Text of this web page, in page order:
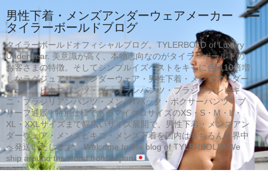
男性下着・メンズアンダーウェアメーカー
タイラーボールドブログ
タイラーボールドオフィシャルブログ。TYLERBOLD of Luxury
Underwear. 美意識が高く、本物志向なのがタイラーボールドの
お客さまの特徴。そしてシンプルイズベストをキモに色気10倍増
しなラグジュアリーアンダーウェア・男性下着・メンズアンダー
ウェア・ビキニパンツ・ブーメランパンツ・ブラジリアンビキ
ニ・ブラジリアンパンツ・メンズTバック・ボクサーパンツ・ブ
リーフ通販 | 特別仕様であるマイクロサイズのXS・S・M・L・
XL・XXLサイズまで幅広いサイズ展開で、男性下着・メンズアン
ダーウェア・メンズビキニ・メンズ下着を国内はもちろん世界中
へ発送いたします。 Welcome to the blog of TYLERBOLD! We
ship around the world from Japan